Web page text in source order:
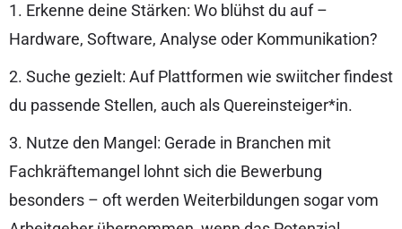
1. Erkenne deine Stärken: Wo blühst du auf –
Hardware, Software, Analyse oder Kommunikation?
2. Suche gezielt: Auf Plattformen wie swiitcher findest
du passende Stellen, auch als Quereinsteiger*in.
3. Nutze den Mangel: Gerade in Branchen mit
Fachkräftemangel lohnt sich die Bewerbung
besonders – oft werden Weiterbildungen sogar vom